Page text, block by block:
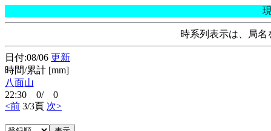
時系列表示は、局
日付:08/06 更新
時間/累計 [mm]
八面山
22:30 0/ 0
<前 3/3頁 次>